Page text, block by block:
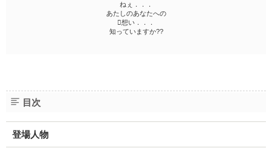
ねぇ．．．
あたしのあなたへの
想い．．．
知っていますか??
目次
登場人物